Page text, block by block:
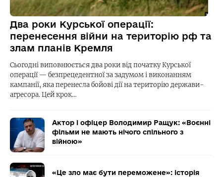
Два роки Курської операції:
перенесення війни на територію рф та
злам планів Кремля
Сьогодні виповнюється два роки від початку Курської
операції — безпрецедентної за задумом і виконанням
кампанії, яка перенесла бойові дії на територію держави-
агресора. Цей крок…
Актор і офіцер Володимир Ращук: «Воєнні
фільми не мають нічого спільного з
війною»
«Це зло має бути переможене»: історія